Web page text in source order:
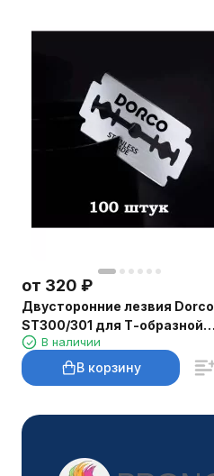
от 320 ₽
Двусторонние лезвия Dorco
ST300/301 для Т-образной
бритвы
В наличии
В корзину